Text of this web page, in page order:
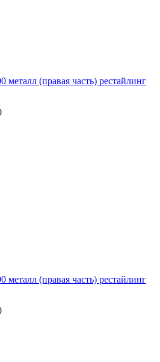
(правая часть) рестайлинг
(правая часть) рестайлинг